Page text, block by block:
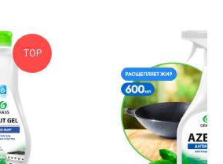
TOP